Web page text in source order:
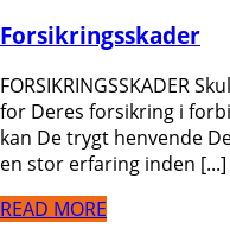
Forsikringsskader
FORSIKRINGSSKADER
for Deres forsikring i
kan De trygt henvende
en stor erfaring inden [...]
READ MORE